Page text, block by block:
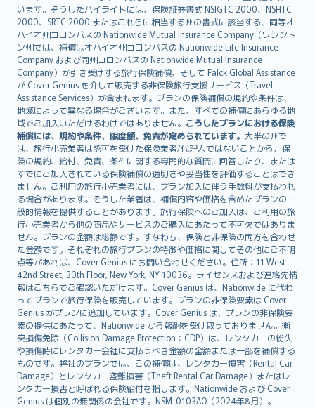
います。そうしたハイライトには、保険証券書式 NSIGTC 2000、NSHTC
2000、SRTC 2000 またはこれらに相当する州の書式に該当する、同等オ
ハイオ州コロンバスの Nationwide Mutual Insurance Company（ワシント
ン州では、補償はオハイオ州コロンバスの Nationwide Life Insurance
Company および同州コロンバスの Nationwide Mutual Insurance
Company）が引き受けする旅行保険補償、そして Falck Global Assistance
が Cover Genius を介して販売する非保険旅行支援サービス（Travel
Assistance Services）が含まれます。プランの保険補償の規約や条件は、
地域によって異なる場合がございます。また、すべての補償にあらゆる地
域でご加入いただけるわけではありません。 こうしたプランにおける保険
補償には、規約や条件、限度額、免責が定められています。 大半の州で
は、旅行小売業者は認可を受けた保険業者/代理人ではないことから、保
険の規約、給付、免責、条件に関する専門的な質問に回答したり、または
すでにご加入されている保険補償の適切さや妥当性を評価することはでき
ません。ご利用の旅行小売業者には、プラン加入に伴う手数料が支払われ
る場合があります。そうした業者は、補償内容や価格を含めたプランの一
般的情報を提供することがあります。旅行保険へのご加入は、ご利用の旅
行小売業者から他の商品やサービスのご購入にあたって不可欠ではありま
せん。プランの金額は総額です。すなわち、保険と非保険の両方を合わせ
た金額です。それぞれの旅行プランの特徴や価格に関してその他にご不明
点等があれば、Cover Genius にお問い合わせください。住所：11 West
42nd Street, 30th Floor, New York, NY 10036。ライセンスおよび連絡先情
報はこちらでご確認いただけます。Cover Genius は、Nationwide に代わ
ってプランで旅行保険を販売しています。プランの非保険要素は Cover
Genius がプランに追加しています。Cover Genius は、プランの非保険要
素の提供にあたって、Nationwide から報酬を受け取っておりません。衝
突損傷免除（Collision Damage Protection：CDP）は、レンタカーの紛失
や損傷時にレンタカー会社に支払うべき金額の全額または一部を補償する
ものです。弊社のプランでは、この補償は、レンタカー損害（Rental Car
Damage）とレンタカー盗難損害（Theft Rental Car Damage）またはレ
ンタカー損害と呼ばれる保険給付を指します。Nationwide および Cover
Genius は個別の無関係の会社です。NSM-0103AO（2024年8月）。
eesti
Ελληνικά
Magyar
Íslenska
Bahasa Indonesia
latviešu
Lietuviškai
Bahasa Melayu
Română
српски
Slovensky
Slovenščina
Українська
Tiếng Việt